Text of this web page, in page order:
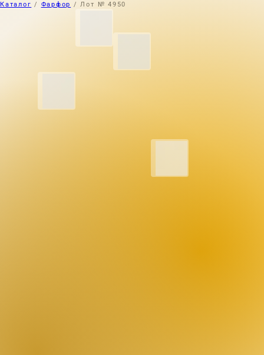
Каталог / Фарфор / Лот № 4950